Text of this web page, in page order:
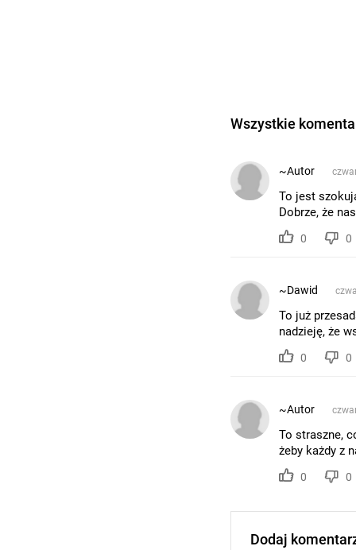
Wszystkie
~Autor
To jest
Dobrze, że
0 0
~Dawid
To już
nadzieję, że
0 0
~Autor
To straszne,
żeby każdy z
0 0
Dodaj